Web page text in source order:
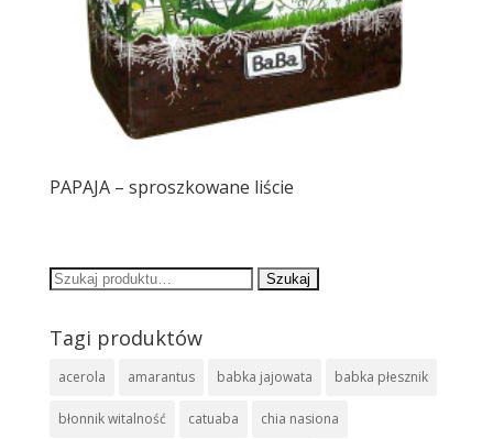
PAPAJA – sproszkowane liście
Szukaj:
Tagi produktów
acerola amarantus babka jajowata babka płesznik
błonnik witalność catuaba chia nasiona